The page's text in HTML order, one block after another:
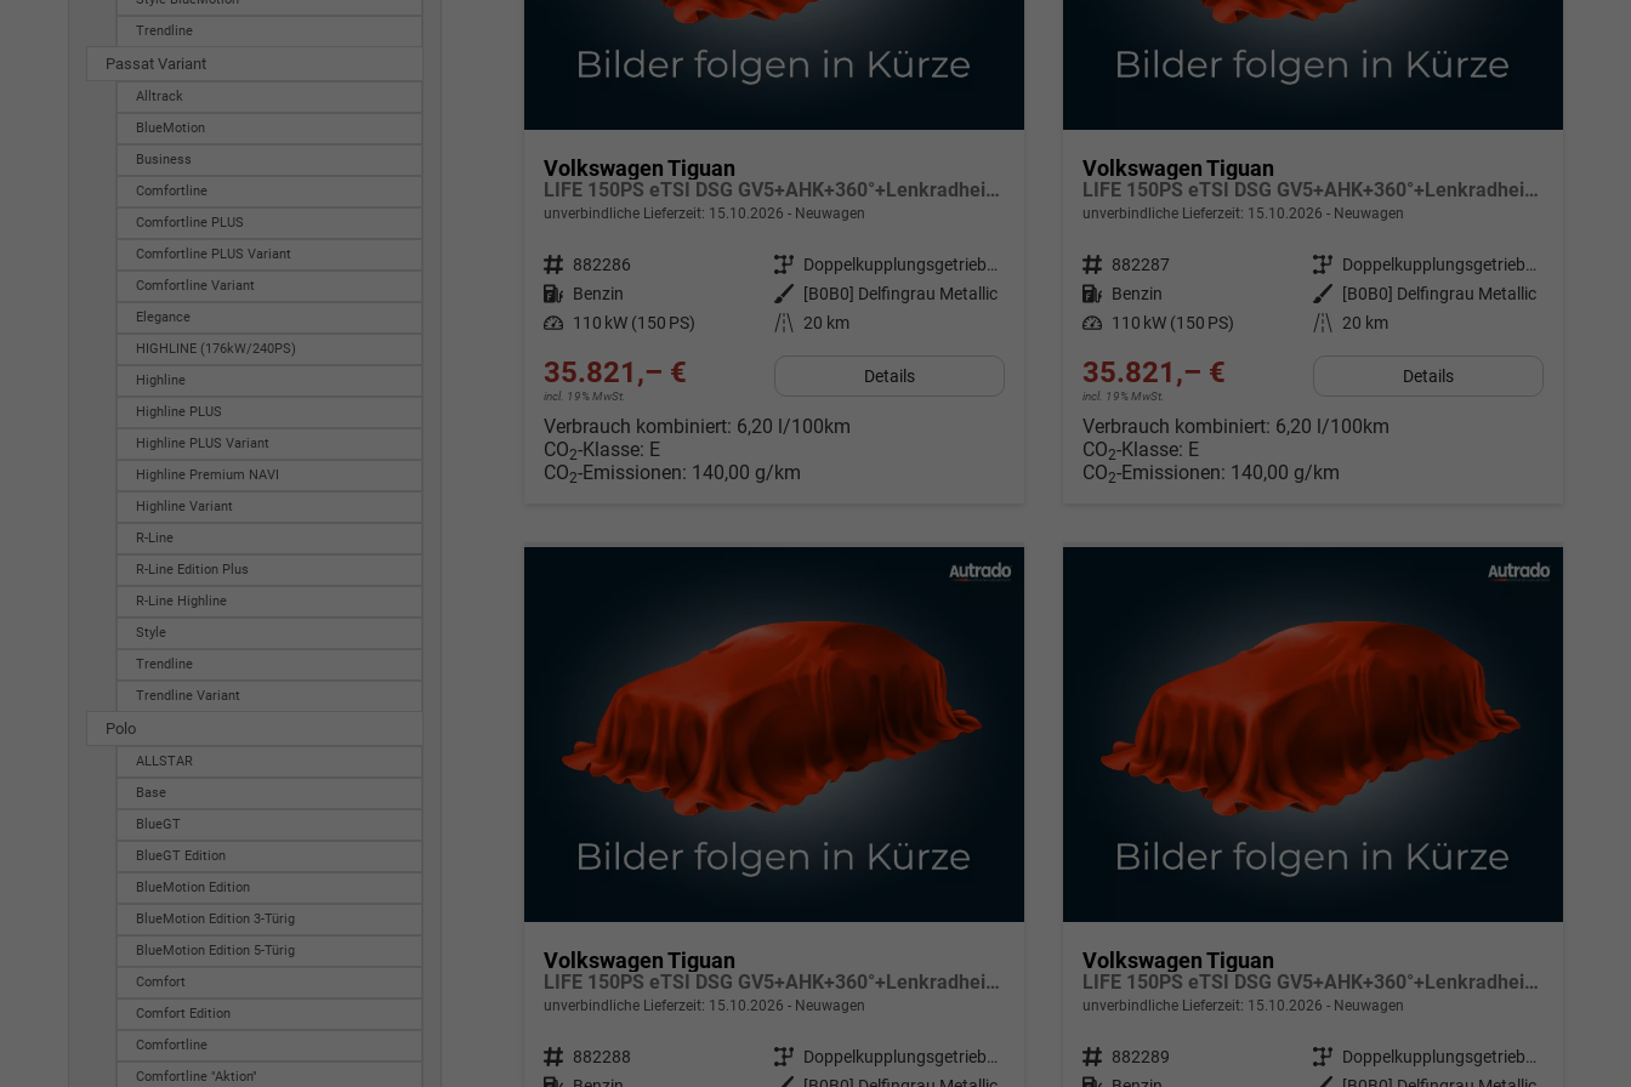
Volkswagen Tiguan
LIFE 150PS eTSI DSG GV5+AHK+360°+Lenkradheiz+IQ.Drive+ACC+App+eHeck+LED
unverbindliche Lieferzeit: 15.10.2026 Neuwagen
Fahrzeugnr. 882286 Getriebe
Doppelkupplungsgetriebe (DSG)
Kraftstoff Benzin Außenfarbe
[B0B0] Delfingrau Metallic
Leistung 110 kW (150 PS) Kilometerstand 20 km
35.821,– €
incl. 19% MwSt.
Details
Verbrauch kombiniert: 6,20 l/100km
CO2-Klasse: E
CO2-Emissionen: 140,00 g/km
Volkswagen Tiguan
LIFE 150PS eTSI DSG GV5+AHK+360°+Lenkradheiz+IQ.Drive+ACC+App+eHeck+LED
unverbindliche Lieferzeit: 15.10.2026 Neuwagen
Fahrzeugnr. 882287 Getriebe
Doppelkupplungsgetriebe (DSG)
Kraftstoff Benzin Außenfarbe
[B0B0] Delfingrau Metallic
Leistung 110 kW (150 PS) Kilometerstand 20 km
35.821,– €
incl. 19% MwSt.
Details
Verbrauch kombiniert: 6,20 l/100km
CO2-Klasse: E
CO2-Emissionen: 140,00 g/km
Volkswagen Tiguan
LIFE 150PS eTSI DSG GV5+AHK+360°+Lenkradheiz+IQ.Drive+ACC+App+eHeck+LED
unverbindliche Lieferzeit: 15.10.2026 Neuwagen
Fahrzeugnr. 882288 Getriebe
Doppelkupplungsgetriebe (DSG)
Volkswagen Tiguan
LIFE 150PS eTSI DSG GV5+AHK+360°+Lenkradheiz+IQ.Drive+ACC+App+eHeck+LED
unverbindliche Lieferzeit: 15.10.2026 Neuwagen
Fahrzeugnr. 882289 Getriebe
Doppelkupplungsgetriebe (DSG)
Trendline
Passat Variant
Alltrack
BlueMotion
Business
Comfortline
Comfortline PLUS
Comfortline PLUS Variant
Comfortline Variant
Elegance
HIGHLINE (176kW/240PS)
Highline
Highline PLUS
Highline PLUS Variant
Highline Premium NAVI
Highline Variant
R-Line
R-Line Edition Plus
R-Line Highline
Style
Trendline
Trendline Variant
Polo
ALLSTAR
Base
BlueGT
BlueGT Edition
BlueMotion Edition
BlueMotion Edition 3-Türig
BlueMotion Edition 5-Türig
Comfort
Comfort Edition
Comfortline
Comfortline "Aktion"